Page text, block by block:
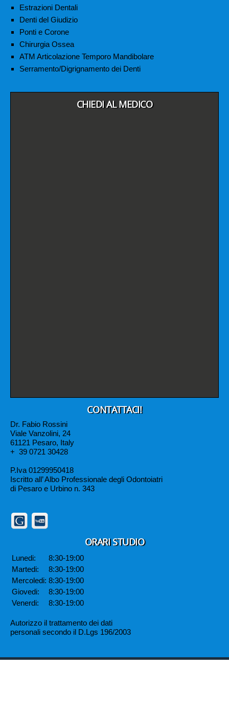
Estrazioni Dentali
Denti del Giudizio
Ponti e Corone
Chirurgia Ossea
ATM Articolazione Temporo Mandibolare
Serramento/Digrignamento dei Denti
CHIEDI AL MEDICO
CONTATTACI!
Dr. Fabio Rossini
Viale Vanzolini, 24
61121 Pesaro, Italy
+ 39 0721 30428
P.Iva 01299950418
Iscritto all’ Albo Professionale degli Odontoiatri
di Pesaro e Urbino n. 343
ORARI STUDIO
Lunedi:
8:30-19:00
Martedi:
8:30-19:00
Mercoledi: 8:30-19:00
Giovedi:
8:30-19:00
Venerdi:
8:30-19:00
Autorizzo il trattamento dei dati
personali secondo il D.Lgs 196/2003